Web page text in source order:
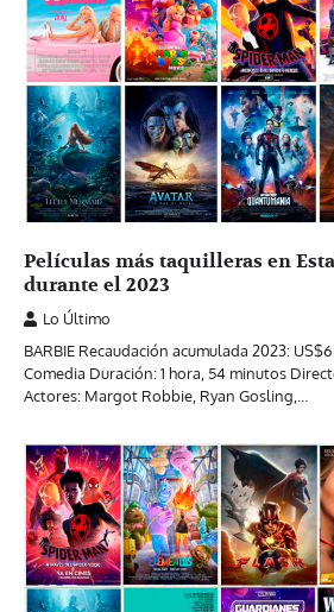
Películas más taquilleras en
durante el 2023
Lo Último
BARBIE Recaudación acumulada 2023:
Comedia Duración: 1 hora, 54 minutos
Actores: Margot Robbie, Ryan Gosling,…